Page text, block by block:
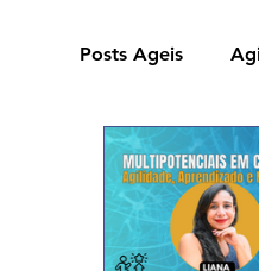
Posts Ageis
Ferramentas
Agilidade